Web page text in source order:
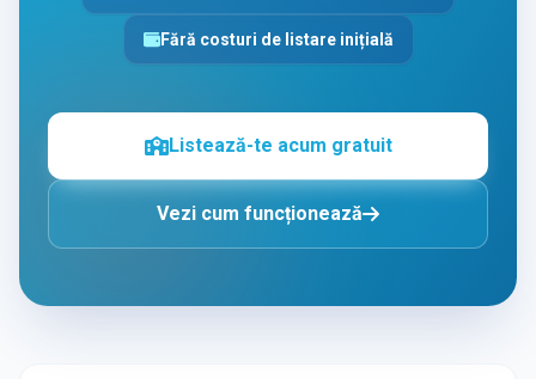
Fără costuri de listare inițială
Listează-te acum gratuit
Vezi cum funcționează